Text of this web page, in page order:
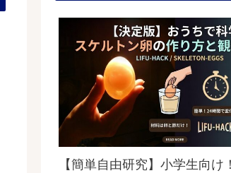
【簡単自由研究】小学生向け